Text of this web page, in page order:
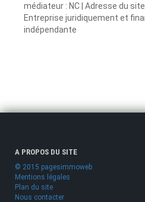
médiateur : NC | Adresse du site
Entreprise juridiquement et
indépendante
A PROPOS DU SITE
© 2015 pagesimmoweb
Mentions légales
Plan du site
Nous contacter